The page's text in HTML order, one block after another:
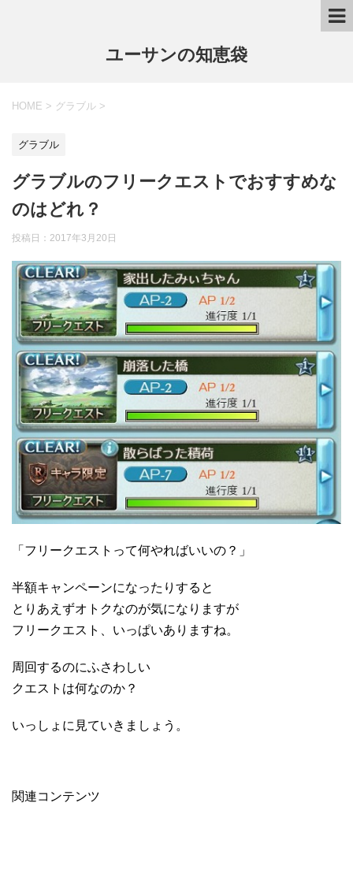
ユーサンの知恵袋
HOME > グラブル >
グラブル
グラブルのフリークエストでおすすめな
のはどれ？
投稿日： 2017年3月20日
「フリークエストって何やればいいの？」
半額キャンペーンになったりすると
とりあえずオトクなのが気になりますが
フリークエスト、いっぱいありますね。
周回するのにふさわしい
クエストは何なのか？
いっしょに見ていきましょう。
関連コンテンツ